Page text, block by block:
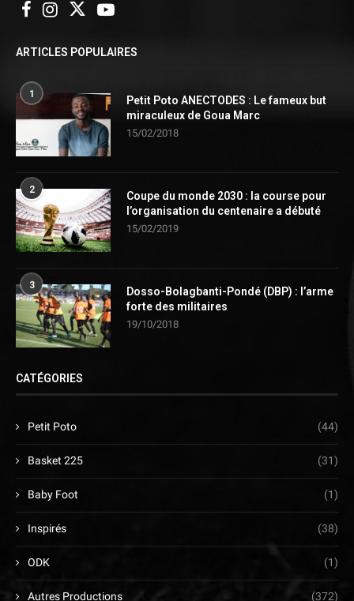
ARTICLES POPULAIRES
1
Petit Poto ANECTODES : Le fameux but
miraculeux de Goua Marc
15/02/2018
2
Coupe du monde 2030 : la course pour
l’organisation du centenaire a débuté
15/02/2019
3
Dosso-Bolagbanti-Pondé (DBP) : l’arme
forte des militaires
19/10/2018
CATÉGORIES
Petit Poto (44)
Basket 225 (31)
Baby Foot (1)
Inspirés (38)
ODK (1)
Autres Productions (372)